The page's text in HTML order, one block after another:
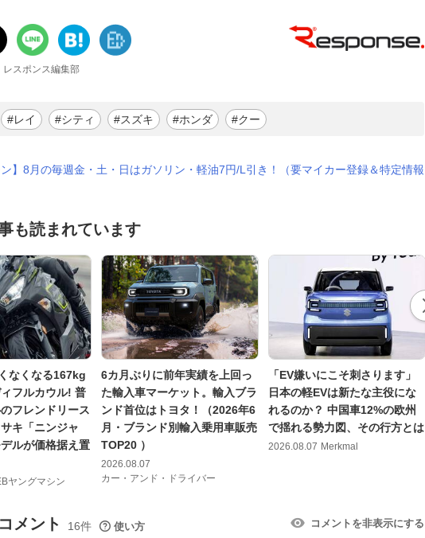
レスポンス編集部
#レイ #シティ #スズキ #ホンダ #クー
ン】8月の毎週金・土・日はガソリン・軽油7円/L引き！（要マイカー登録＆特定情報
も読まれています
なくなる167kg
フルカウル! 普
フレンドリース
キ「ニンジャ
ルが価格据え置
ヤングマシン
6カ月ぶりに前年実績を上回っ
た輸入車マーケット。輸入ブラ
ンド首位はトヨタ！（2026年6
月・ブランド別輸入乗用車販売
TOP20 ）
2026.08.07
カー・アンド・ドライバー
「EV嫌いにこそ刺さります」
日本の軽EVは新たな主役にな
れるのか？ 中国車12%の欧州
で揺れる勢力図、その行方とは
2026.08.07 Merkmal
メント 16件 使い方 コメントを非表示にする